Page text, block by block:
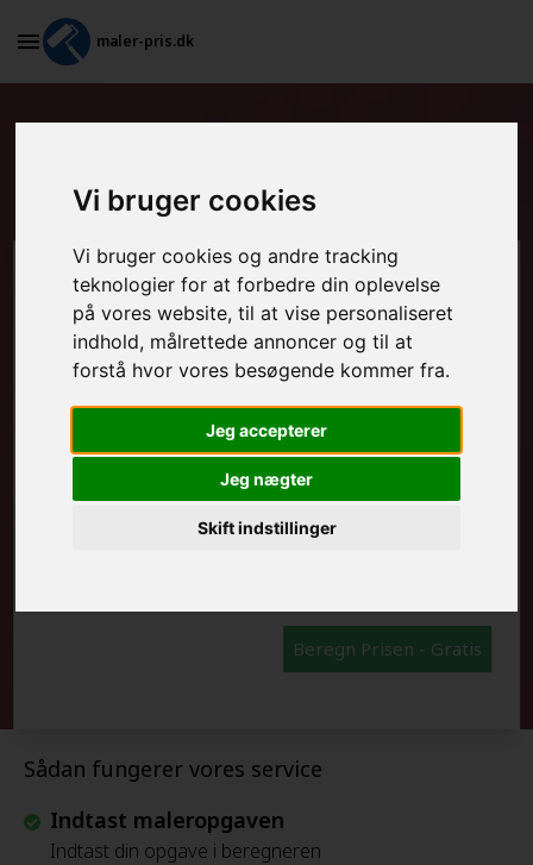
Vi bruger cookies
Vi bruger cookies og andre tracking
teknologier for at forbedre din oplevelse
på vores website, til at vise personaliseret
indhold, målrettede annoncer og til at
forstå hvor vores besøgende kommer fra.
Jeg accepterer
Jeg nægter
Skift indstillinger
maler-pris.dk
maling i Odense SØ
Sådan fungerer vores service
Indtast maleropgaven
Indtast din opgave i beregneren
Beregn prisen her
MALEROPGAVER - INDVENDIGT:
MALEROPGAVER - UDVENDIGT:
FRAFLYTNINGSPAKKE:
Beregn Prisen - Gratis